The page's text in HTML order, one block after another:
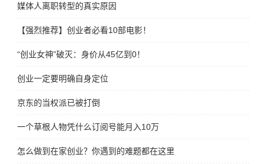
媒体人离职转型的真实原因
【强烈推荐】创业者必看10部电影！
“创业女神”破灭：身价从45亿到0！
创业一定要明确自身定位
京东的当权派已被打倒
一个草根人物凭什么订阅号能月入10万
怎么做到在家创业？你遇到的难题都在这里